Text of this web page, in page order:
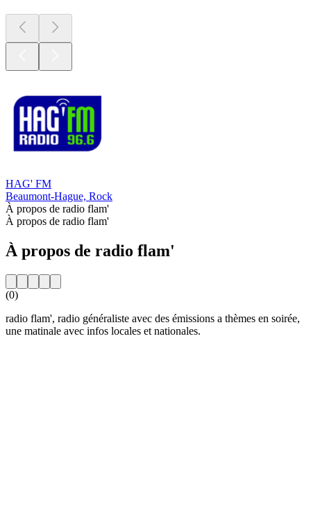
HAG' FM
Beaumont-Hague, Rock
À propos de radio flam'
À propos de radio flam'
À propos de radio flam'
(0)
radio flam', radio généraliste avec des émissions a thèmes en soirée,
une matinale avec infos locales et nationales.